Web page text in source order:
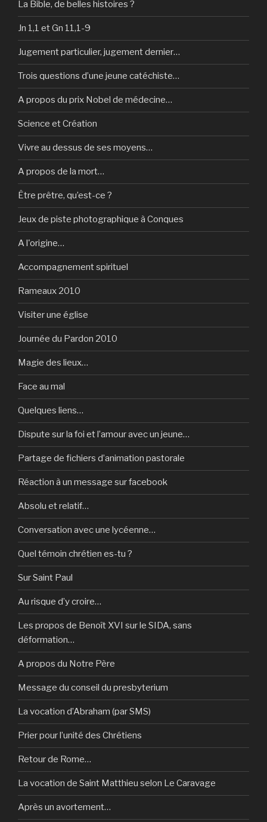
La Bible, de belles histoires ?
Jn 1,1 et Gn 11,1-9
Jugement particulier, jugement dernier…
Trois questions d’une jeune catéchiste…
A propos du prix Nobel de médecine…
Science et Création
Vivre au dessus de ses moyens…
A propos de la mort…
Être prêtre, qu’est-ce ?
Jeux de piste photographique à Conques
A l'origine…
Accompagnement spirituel
Rameaux 2010
Visiter une église
Journée du Pardon 2010
Magie des lieux…
Face au mal
Quelques liens…
Dispute sur la foi et l’amour avec un jeune…
Partage de fichiers d’animation pastorale
Réaction à un message sur facebook
Absolu et relatif…
Conversation avec une lycéenne…
Quel témoin chrétien es-tu ?
Sur Saint Paul
Au risque d’y croire…
Les propos de Benoît XVI sur le SIDA, sans
déformation…
A propos du Notre Père
Message du conseil du presbyterium
La vocation d’Abraham (par SMS)
Prier pour l’unité des Chrétiens
Retour de Rome…
La vocation de Saint Matthieu selon Le Caravage
Après un avortement…